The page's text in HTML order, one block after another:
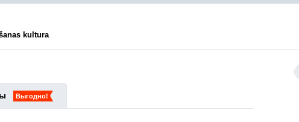
kultura
Выгодно!